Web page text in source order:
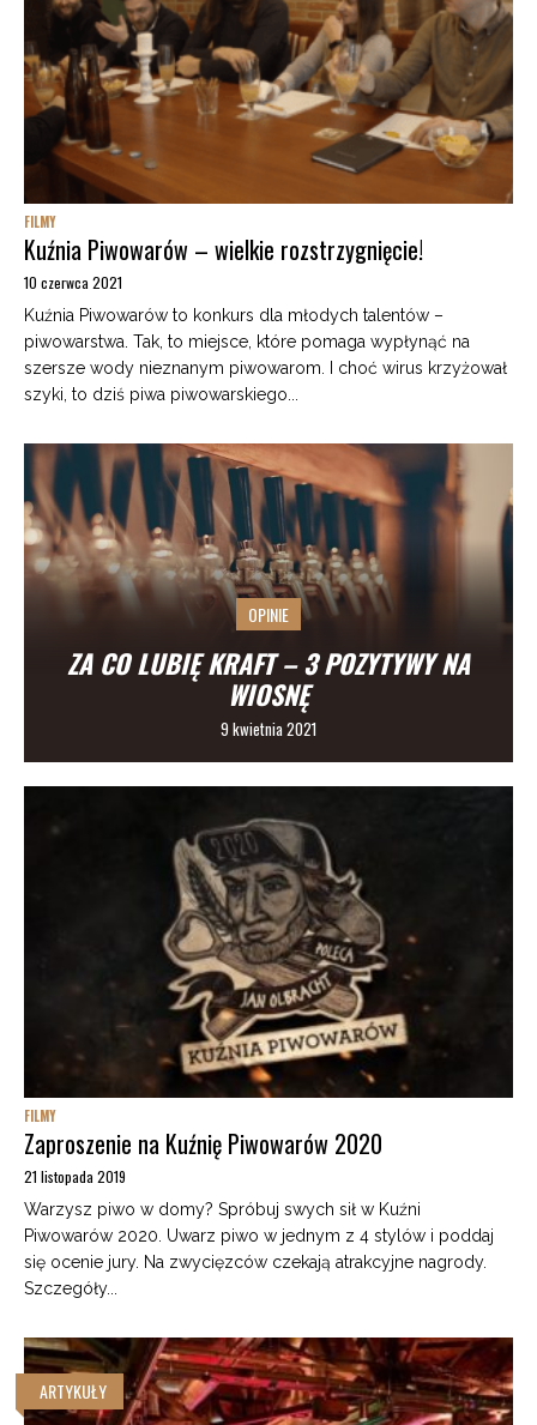
FILMY
Kuźnia Piwowarów – wielkie rozstrzygnięcie!
10 czerwca 2021
Kuźnia Piwowarów to konkurs dla młodych talentów –
piwowarstwa. Tak, to miejsce, które pomaga wypłynąć na
szersze wody nieznanym piwowarom. I choć wirus krzyżował
szyki, to dziś piwa piwowarskiego...
OPINIE
ZA CO LUBIĘ KRAFT – 3 POZYTYWY NA
WIOSNĘ
9 kwietnia 2021
FILMY
Zaproszenie na Kuźnię Piwowarów 2020
21 listopada 2019
Warzysz piwo w domy? Spróbuj swych sił w Kuźni
Piwowarów 2020. Uwarz piwo w jednym z 4 stylów i poddaj
się ocenie jury. Na zwycięzców czekają atrakcyjne nagrody.
Szczegóły...
ARTYKUŁY